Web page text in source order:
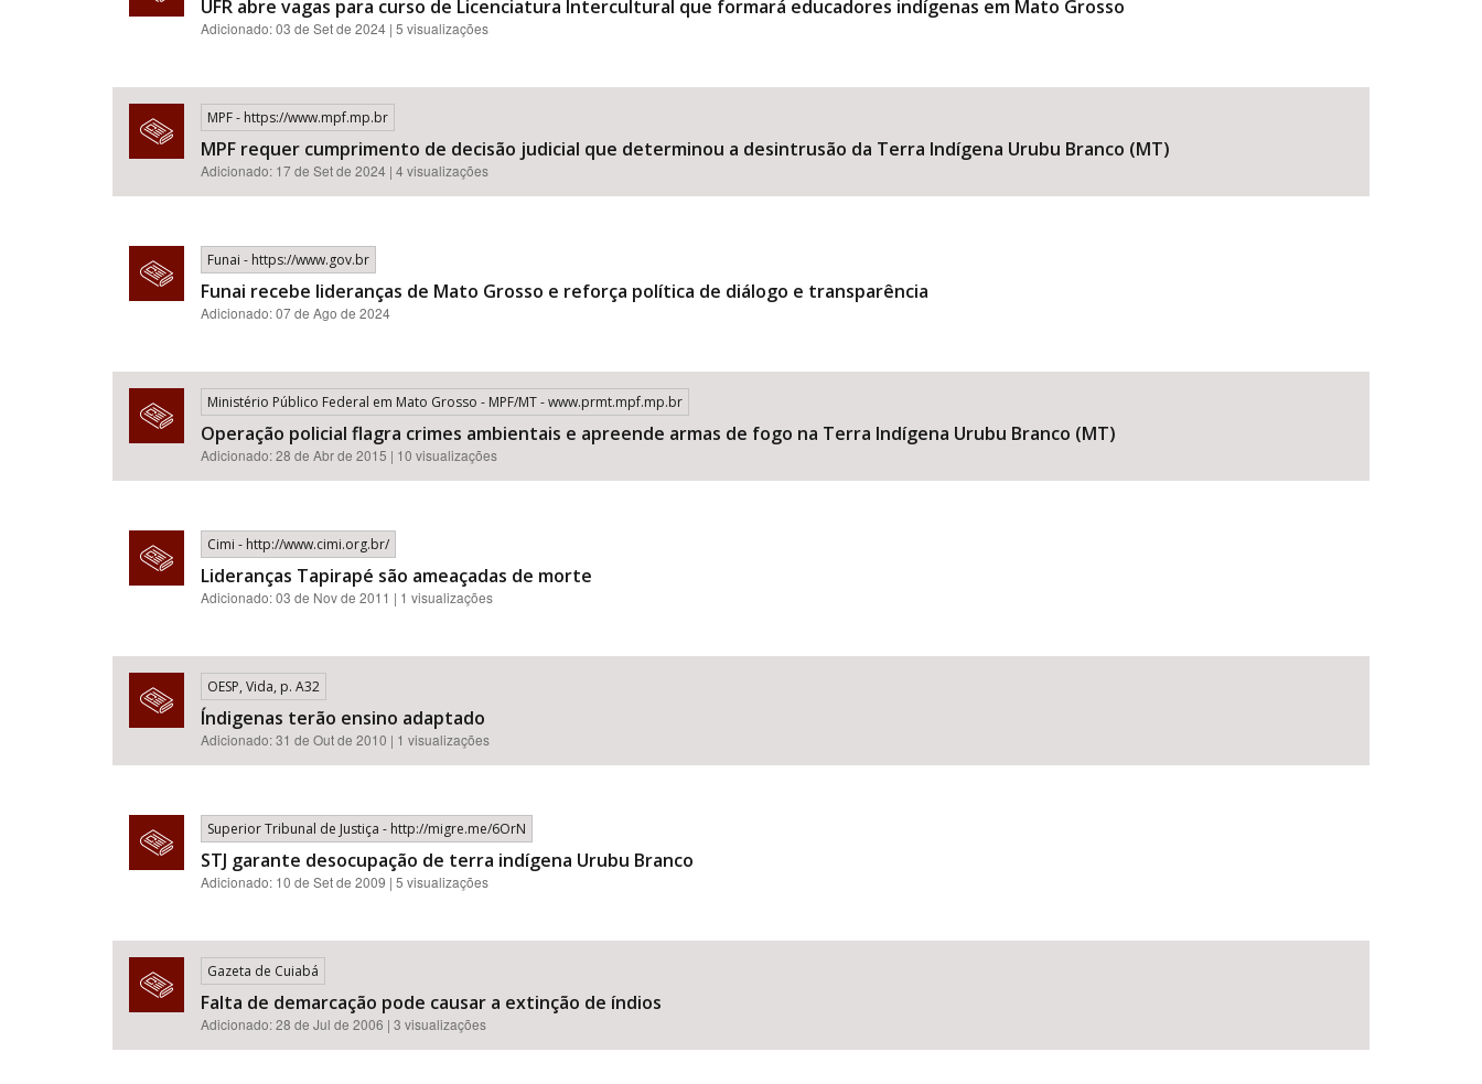
UFR abre vagas para curso de Licenciatura Intercultural que formará educadores indígenas em Mato Grosso
Adicionado: 03 de Set de 2024 | 5 visualizações
MPF - https://www.mpf.mp.br
MPF requer cumprimento de decisão judicial que determinou a desintrusão da Terra Indígena Urubu Branco (MT)
Adicionado: 17 de Set de 2024 | 4 visualizações
Funai - https://www.gov.br
Funai recebe lideranças de Mato Grosso e reforça política de diálogo e transparência
Adicionado: 07 de Ago de 2024
Ministério Público Federal em Mato Grosso - MPF/MT - www.prmt.mpf.mp.br
Operação policial flagra crimes ambientais e apreende armas de fogo na Terra Indígena Urubu Branco (MT)
Adicionado: 28 de Abr de 2015 | 10 visualizações
Cimi - http://www.cimi.org.br/
Lideranças Tapirapé são ameaçadas de morte
Adicionado: 03 de Nov de 2011 | 1 visualizações
OESP, Vida, p. A32
Índigenas terão ensino adaptado
Adicionado: 31 de Out de 2010 | 1 visualizações
Superior Tribunal de Justiça - http://migre.me/6OrN
STJ garante desocupação de terra indígena Urubu Branco
Adicionado: 10 de Set de 2009 | 5 visualizações
Gazeta de Cuiabá
Falta de demarcação pode causar a extinção de índios
Adicionado: 28 de Jul de 2006 | 3 visualizações